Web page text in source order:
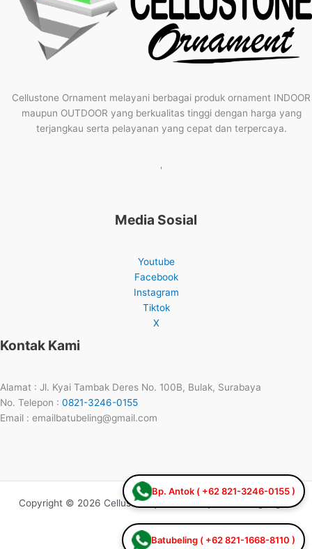
Cellustone Ornament melayani berbagai produk ornament INDOOR
maupun OUTDOOR yang berkualitas tinggi dengan harga yang
terjangkau serta pelayanan yang cepat dan terpercaya.
'
Bp. Antok ( +62 821-3246-0155 )
Batubeling ( +62 821-1668-8110 )
Media Sosial
Youtube
Facebook
Instagram
Tiktok
X
Kontak Kami
Alamat : Jl. Kyai Tambak Deres No. 100B, Bulak, Surabaya
No. Telepon : 0821-3246-0155
Email : emailbatubeling@gmail.com
Copyright © 2026 Cellustone | Powered by Batubeling Digital